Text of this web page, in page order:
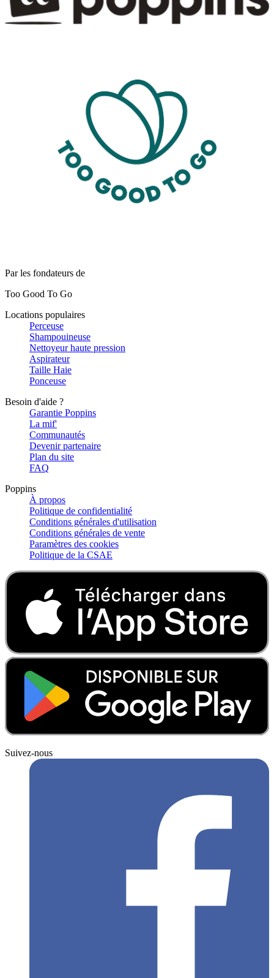
Par les fondateurs de
Too Good To Go
Locations populaires
Perceuse
Shampouineuse
Nettoyeur haute pression
Aspirateur
Taille Haie
Ponceuse
Besoin d'aide ?
Garantie Poppins
La mif'
Communautés
Devenir partenaire
Plan du site
FAQ
Poppins
À propos
Politique de confidentialité
Conditions générales d'utilisation
Conditions générales de vente
Paramètres des cookies
Politique de la CSAE
Suivez-nous